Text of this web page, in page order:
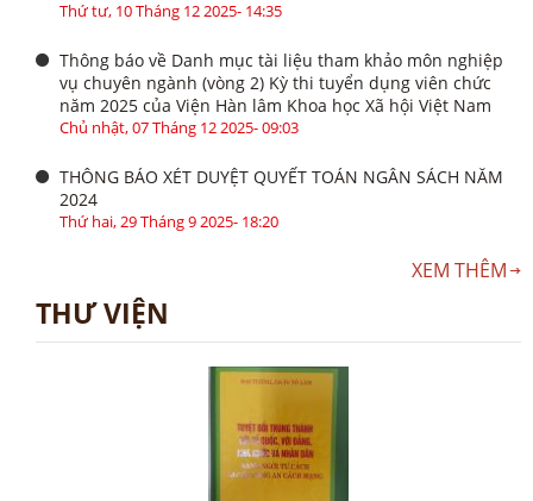
Thứ tư, 10 Tháng 12 2025- 14:35
Thông báo về Danh mục tài liệu tham khảo môn nghiệp
vụ chuyên ngành (vòng 2) Kỳ thi tuyển dụng viên chức
năm 2025 của Viện Hàn lâm Khoa học Xã hội Việt Nam
Chủ nhật, 07 Tháng 12 2025- 09:03
THÔNG BÁO XÉT DUYỆT QUYẾT TOÁN NGÂN SÁCH NĂM
2024
Thứ hai, 29 Tháng 9 2025- 18:20
XEM THÊM
THƯ VIỆN